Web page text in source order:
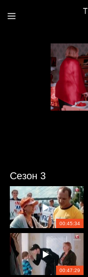
Сезон 3
00:45:34
00:47:29